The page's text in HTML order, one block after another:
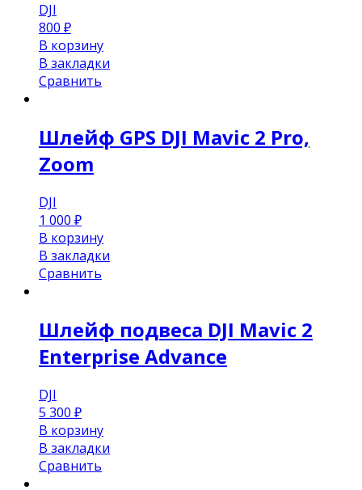
DJI
800 ₽
В корзину
В закладки
Сравнить
Шлейф GPS DJI Mavic 2 Pro,
Zoom
DJI
1 000 ₽
В корзину
В закладки
Сравнить
Шлейф подвеса DJI Mavic 2
Enterprise Advance
DJI
5 300 ₽
В корзину
В закладки
Сравнить